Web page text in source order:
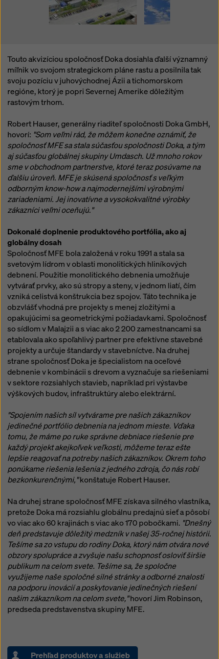
Touto akvizíciou spoločnosť Doka dosiahla ďalší významný
míľnik vo svojom strategickom pláne rastu a posilnila tak
svoju pozíciu v juhovýchodnej Ázii a tichomorskom
regióne, ktorý je popri Severnej Amerike dôležitým
rastovým trhom.
Robert Hauser, generálny riaditeľ spoločnosti Doka GmbH,
hovorí: "Som veľmi rád, že môžem konečne oznámiť, že
spoločnosť MFE sa stala súčasťou spoločnosti Doka, a tým
aj súčasťou globálnej skupiny Umdasch. Už mnoho rokov
sme v obchodnom partnerstve, ktoré teraz posúvame na
ďalšiu úroveň. MFE je skúsená spoločnosť s veľkým
odborným know-how a najmodernejšími výrobnými
zariadeniami. Jej inovatívne a vysokokvalitné výrobky
zákazníci veľmi oceňujú."
Dokonalé doplnenie produktového portfólia, ako aj
globálny dosah
Spoločnosť MFE bola založená v roku 1991 a stala sa
svetovým lídrom v oblasti monolitických hliníkových
debnení. Použitie monolitického debnenia umožňuje
vytvárať prvky, ako sú stropy a steny, v jednom liatí, čím
vzniká celistvá konštrukcia bez spojov. Táto technika je
obzvlášť vhodná pre projekty s menej zložitými a
opakujúcimi sa geometrickými požiadavkami. Spoločnosť
so sídlom v Malajzii a s viac ako 2 200 zamestnancami sa
etablovala ako spoľahlivý partner pre efektívne stavebné
projekty a určuje štandardy v stavebníctve. Na druhej
strane spoločnosť Doka je špecialistom na oceľové
debnenie v kombinácii s drevom a vyznačuje sa riešeniami
v sektore rozsiahlych stavieb, napríklad pri výstavbe
výškových budov, infraštruktúry alebo elektrární.
"Spojením našich síl vytvárame pre našich zákazníkov
jedinečné portfólio debnenia na jednom mieste. Vďaka
tomu, že máme po ruke správne debniace riešenie pre
každý projekt akejkoľvek veľkosti, môžeme teraz ešte
lepšie reagovať na potreby našich zákazníkov. Okrem toho
ponúkame riešenia lešenia z jedného zdroja, čo nás robí
bezkonkurenčnými,"konštatuje Robert Hauser.
Na druhej strane spoločnosť MFE získava silného vlastníka,
pretože Doka má rozsiahlu globálnu predajnú sieť a pôsobí
vo viac ako 60 krajinách s viac ako 170 pobočkami. "Dnešný
deň predstavuje dôležitý medzník v našej 35-ročnej histórii.
Tešíme sa zo vstupu do rodiny Doka, ktorý nám otvára nové
obzory spolupráce a zvyšuje našu schopnosť osloviť širšie
publikum na celom svete. Tešíme sa, že spoločne
využijeme naše spoločné silné stránky a odborné znalosti
na podporu inovácií a poskytovanie jedinečných riešení
našim zákazníkom na celom svete,"hovorí Jim Robinson,
predseda predstavenstva skupiny MFE.
Prehľad produktov a služieb